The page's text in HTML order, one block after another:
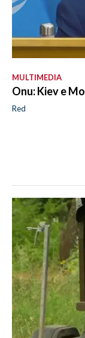
MULTIMEDIA
Onu: Kiev e
Red